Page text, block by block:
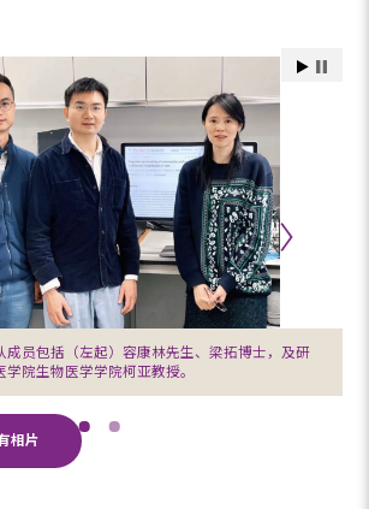
成员包括（左起）容康林先生、梁拓博士，及研
院生物医学学院柯亚教授。